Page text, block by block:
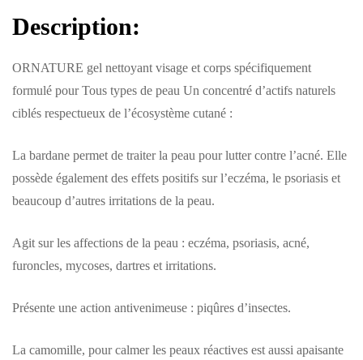
Description:
ORNATURE gel nettoyant visage et corps spécifiquement
formulé pour Tous types de peau Un concentré d’actifs naturels
ciblés respectueux de l’écosystème cutané :
La bardane permet de traiter la peau pour lutter contre l’acné. Elle
possède également des effets positifs sur l’eczéma, le psoriasis et
beaucoup d’autres irritations de la peau.
Agit sur les affections de la peau : eczéma, psoriasis, acné,
furoncles, mycoses, dartres et irritations.
Présente une action antivenimeuse : piqûres d’insectes.
La camomille, pour calmer les peaux réactives est aussi apaisante